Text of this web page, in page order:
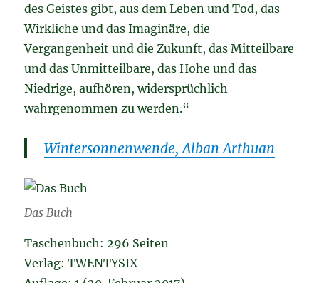
des Geistes gibt, aus dem Leben und Tod, das
Wirkliche und das Imaginäre, die
Vergangenheit und die Zukunft, das Mitteilbare
und das Unmitteilbare, das Hohe und das
Niedrige, aufhören, widersprüchlich
wahrgenommen zu werden.“
Wintersonnenwende, Alban Arthuan
Das Buch
Taschenbuch: 296 Seiten
Verlag: TWENTYSIX